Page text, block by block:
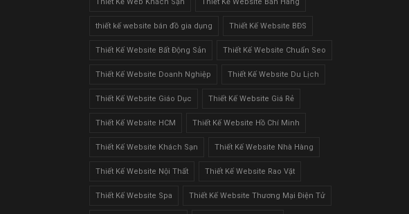
thiết kế website bán đồ gia dụng Thiết Kế Website BĐS
Thiết Kế Website Bất Động Sản Thiết Kế Website Chuẩn Seo
Thiết Kế Website Doanh Nghiệp Thiết Kế Website Du Lịch
Thiết Kế Website Giáo Dục Thiết Kế Website Giá Rẻ
Thiết Kế Website HCM Thiết Kế Website Hồ Chí Minh
Thiết Kế Website Khách Sạn Thiết Kế Website Nhà Hàng
Thiết Kế Website Nội Thất Thiết Kế Website Rao Vặt
Thiết Kế Website Spa Thiết Kế Website Thương Mại Điện Tử